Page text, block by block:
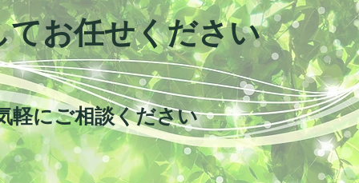
てお任せください
軽にご相談ください